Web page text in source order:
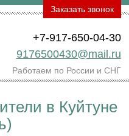
+7-917-650-04-30
9176500430@mail.ru
Работаем по России и СНГ
Заказать звонок
в Куйтуне